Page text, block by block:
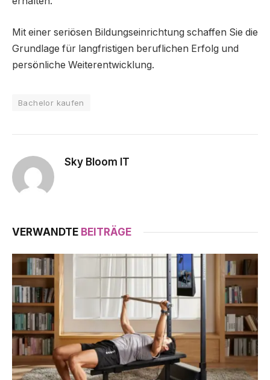
Mit einer seriösen Bildungseinrichtung schaffen Sie die
Grundlage für langfristigen beruflichen Erfolg und
persönliche Weiterentwicklung.
Bachelor kaufen
Sky Bloom IT
VERWANDTE BEITRÄGE